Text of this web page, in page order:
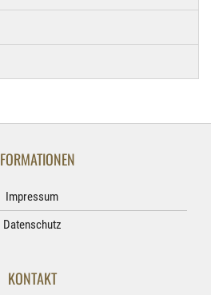
Impressum
Datenschutz
KONTAKT